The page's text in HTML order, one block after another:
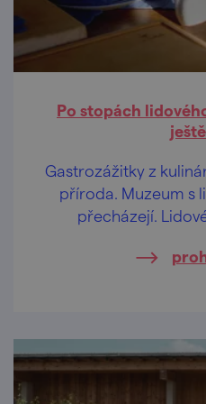
Po stopách
Gastrozážitky z
příroda. Muzeum s
přecházejí.